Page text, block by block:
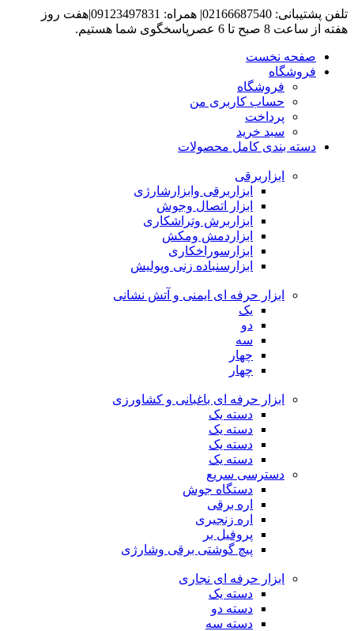
تلفن پشتیبانی: 02166687540| همراه: 09123497831|هفت روز
هفته از ساعت 8 صبح تا 6 عصرپاسخگوی شما هستیم.
صفحه نخست
فروشگاه
فروشگاه
حساب کاربری من
پرداخت
سبد خرید
دسته بندی کامل محصولات
ابزاربرقی
ابزاربرقی وابزارشارژی
ابزار اتصال وجوش
ابزاربرش وتراشکاری
ابزاردمش ومکش
ابزارسوراخکاری
ابزارسنباده زنی وپولیش
ابزار حرفه ای ایمنی و آتش نشانی
یک
دو
سه
چهار
چهار
ابزار حرفه ای باغبانی و کشاورزی
دسته یک
دسته یک
دسته یک
دسته یک
دسترسی سریع
دستگاه جوش
اره برقی
اره زنجیری
پروفیل بر
پیچ گوشتی برقی وشارژی
ابزار حرفه ای نجاری
دسته یک
دسته دو
دسته سه